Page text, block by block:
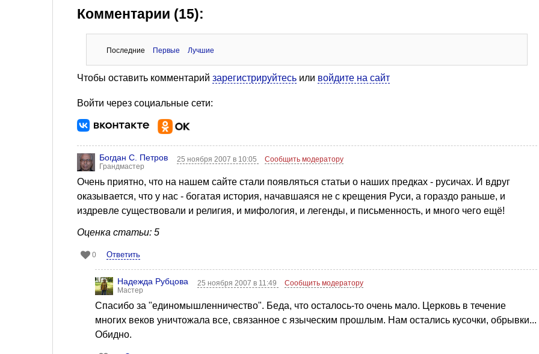
Комментарии (15):
Последние Первые Лучшие
Чтобы оставить комментарий зарегистрируйтесь или войдите на сайт
Войти через социальные сети:
Богдан С. Петров
Грандмастер
25 ноября 2007 в 10:05 Сообщить модератору
Очень приятно, что на нашем сайте стали появляться статьи о наших предках - русичах. И вдруг
оказывается, что у нас - богатая история, начавшаяся не с крещения Руси, а гораздо раньше, и
издревле существовали и религия, и мифология, и легенды, и письменность, и много чего ещё!
Оценка статьи: 5
0 Ответить
Надежда Рубцова
Мастер
25 ноября 2007 в 11:49 Сообщить модератору
Спасибо за "единомышленничество". Беда, что осталось-то очень мало. Церковь в течение
многих веков уничтожала все, связанное с языческим прошлым. Нам остались кусочки, обрывки...
Обидно.